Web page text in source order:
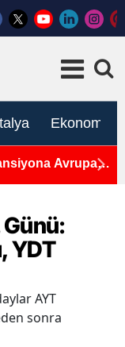
Ekonomi
Avrupa
Günü:
YDT
AYT
sonra